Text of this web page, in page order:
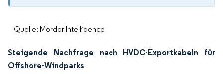
Quelle: Mordor Intelligence
Steigende Nachfrage nach HVDC-Exportkabeln für
Offshore-Windparks